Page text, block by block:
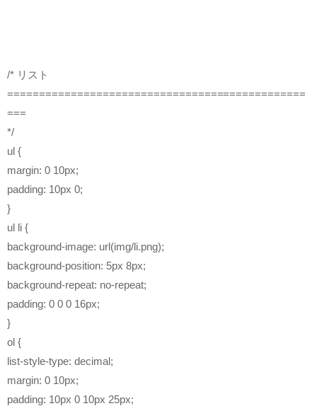
/* リスト
===============================================
===
*/
ul {
margin: 0 10px;
padding: 10px 0;
}
ul li {
background-image: url(img/li.png);
background-position: 5px 8px;
background-repeat: no-repeat;
padding: 0 0 0 16px;
}
ol {
list-style-type: decimal;
margin: 0 10px;
padding: 10px 0 10px 25px;